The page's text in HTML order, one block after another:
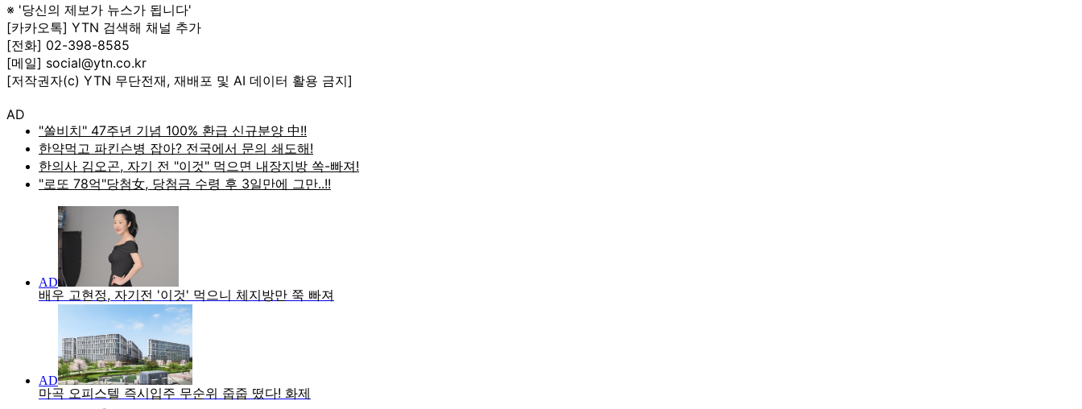
※ '당신의 제보가 뉴스가 됩니다'
[카카오톡] YTN 검색해 채널 추가
[전화] 02-398-8585
[메일] social@ytn.co.kr
[저작권자(c) YTN 무단전재, 재배포 및 AI 데이터 활용 금지]
AD